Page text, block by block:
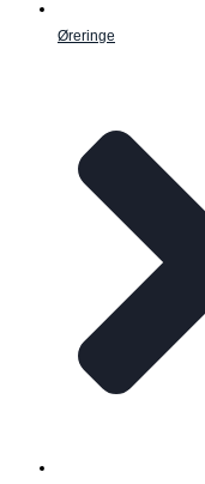
Øreringe